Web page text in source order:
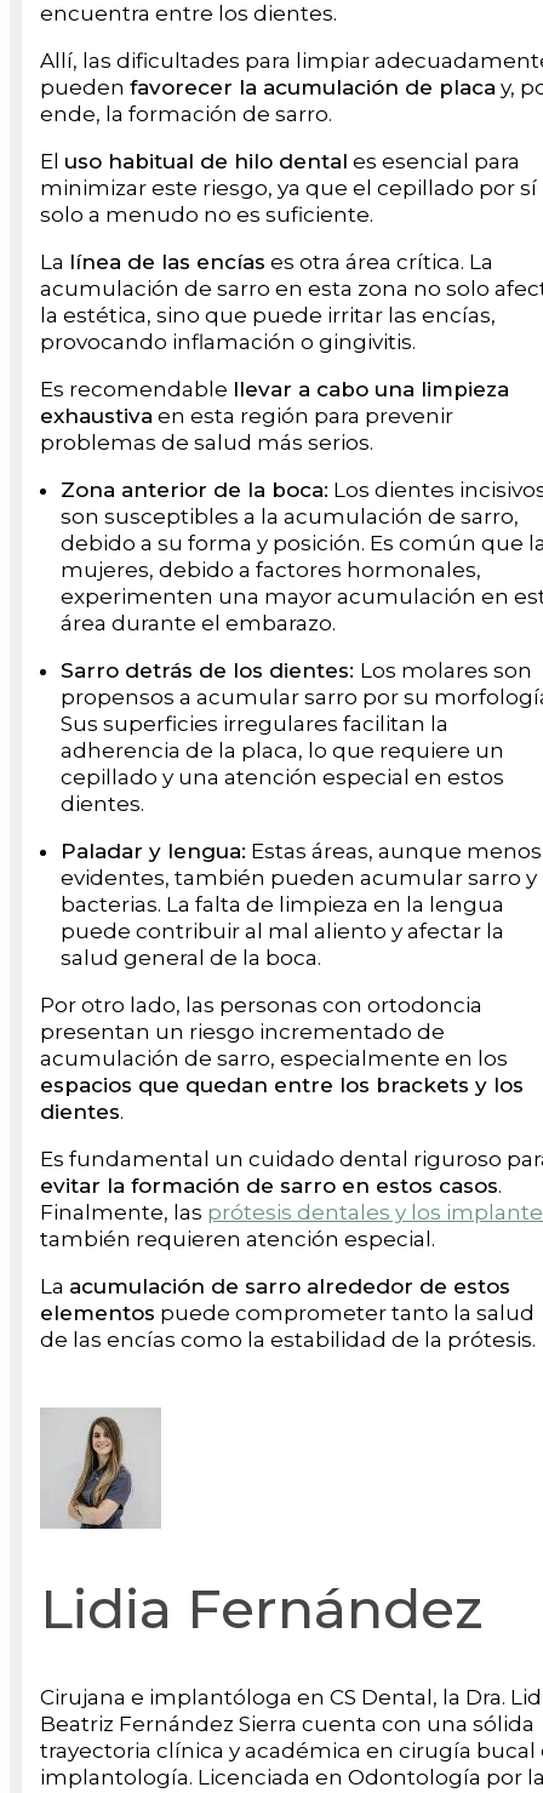
encuentra entre los dientes.
Allí, las dificultades para limpiar
pueden favorecer la acumulación de placa y,
ende, la formación de sarro.
El uso habitual de hilo dental es esencial para
minimizar este riesgo, ya que el cepillado por sí
solo a menudo no es suficiente.
La línea de las encías es otra área crítica. La
acumulación de sarro en esta zona no solo
la estética, sino que puede irritar las encías,
provocando inflamación o gingivitis.
Es recomendable llevar a cabo una limpieza
exhaustiva en esta región para prevenir
problemas de salud más serios.
Zona anterior de la boca: Los dientes
son susceptibles a la acumulación de sarro,
debido a su forma y posición. Es común que
mujeres, debido a factores hormonales,
experimenten una mayor acumulación en
área durante el embarazo.
Sarro detrás de los dientes: Los molares son
propensos a acumular sarro por su
Sus superficies irregulares facilitan la
adherencia de la placa, lo que requiere un
cepillado y una atención especial en estos
dientes.
Paladar y lengua: Estas áreas, aunque menos
evidentes, también pueden acumular sarro y
bacterias. La falta de limpieza en la lengua
puede contribuir al mal aliento y afectar la
salud general de la boca.
Por otro lado, las personas con ortodoncia
presentan un riesgo incrementado de
acumulación de sarro, especialmente en los
espacios que quedan entre los brackets y los
dientes.
Es fundamental un cuidado dental riguroso
evitar la formación de sarro en estos casos.
Finalmente, las prótesis dentales y los
también requieren atención especial.
La acumulación de sarro alrededor de estos
elementos puede comprometer tanto la salud
de las encías como la estabilidad de la prótesis.
Lidia Fernández
Cirujana e implantóloga en CS Dental, la Dra.
Beatriz Fernández Sierra cuenta con una sólida
trayectoria clínica y académica en cirugía bucal
implantología. Licenciada en Odontología por